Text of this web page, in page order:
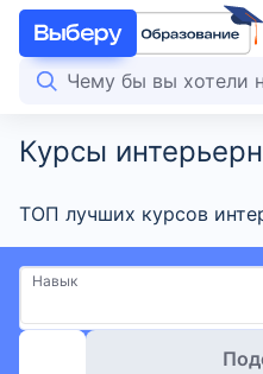
Курсы
ТОП лучших курсов
Навык